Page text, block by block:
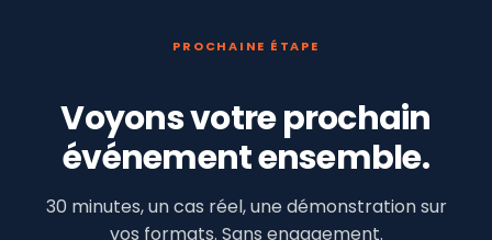
PROCHAINE ÉTAPE
Voyons votre prochain
événement ensemble.
30 minutes, un cas réel, une démonstration sur
vos formats. Sans engagement.